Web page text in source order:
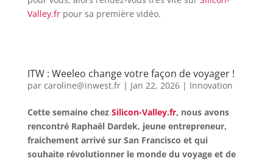
Valley.frpour sa première vidéo.
ITW : Weeleo change votre façon de voyager !
par caroline@inwest.fr| Jan 22, 2026| Innovation
Cette semaine chez Silicon-Valley.fr, nous avons
rencontré Raphaël Dardek, jeune entrepreneur,
fraichement arrivé sur San Francisco et qui
souhaite révolutionner le monde du voyage et de